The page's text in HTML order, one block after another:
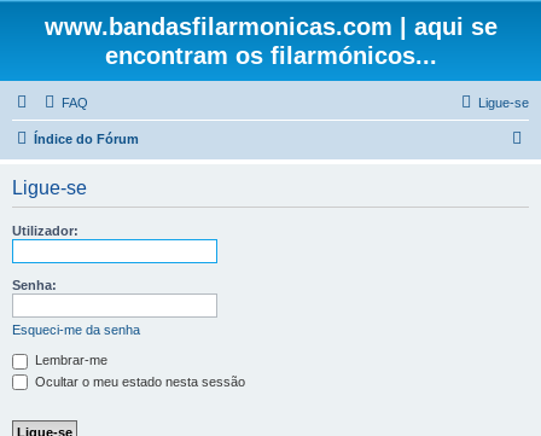
www.bandasfilarmonicas.com | aqui se
encontram os filarmónicos...
FAQ Ligue-se
Índice do Fórum
Ligue-se
Utilizador:
Senha:
Esqueci-me da senha
Lembrar-me
Ocultar o meu estado nesta sessão